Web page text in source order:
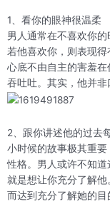
1、看你的眼神很温柔
男人通常在不喜欢你
若他喜欢你，则表现
心底不由自主的害羞在
吞吐吐。其实，他并非
2、跟你讲述他的过去
小时候的故事极其重
性格。男人或许不知道
就是想让你充分了解
而达到充分了解她的